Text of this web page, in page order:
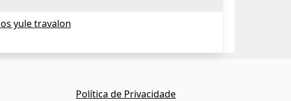
yule travalon
Política de Privacidade